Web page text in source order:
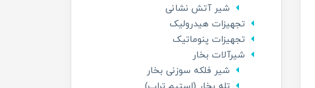
شیر آتش نشانی
تجهیزات هیدرولیک
تجهیزات پنوماتیک
شیرآلات بخار
شیر فلکه سوزنی بخار